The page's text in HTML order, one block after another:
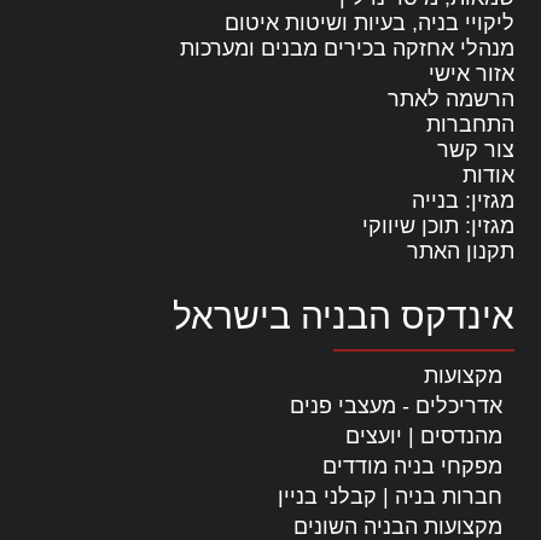
ליקויי בניה, בעיות ושיטות איטום
מנהלי אחזקה בכירים מבנים ומערכות
אזור אישי
הרשמה לאתר
התחברות
צור קשר
אודות
מגזין: בנייה
מגזין: תוכן שיווקי
תקנון האתר
אינדקס הבניה בישראל
מקצועות
אדריכלים - מעצבי פנים
מהנדסים | יועצים
מפקחי בניה מודדים
חברות בניה | קבלני בניין
מקצועות הבניה השונים